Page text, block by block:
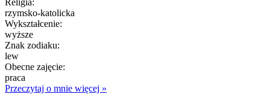
rzymsko-katolicka
Wykształcenie:
wyższe
Znak zodiaku:
lew
Obecne zajęcie:
praca
Przeczytaj o mnie więcej »